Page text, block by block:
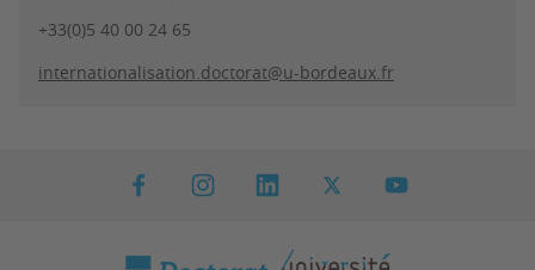
+33(0)5 40 00 24 65
internationalisation.doctorat@u-bordeaux.fr